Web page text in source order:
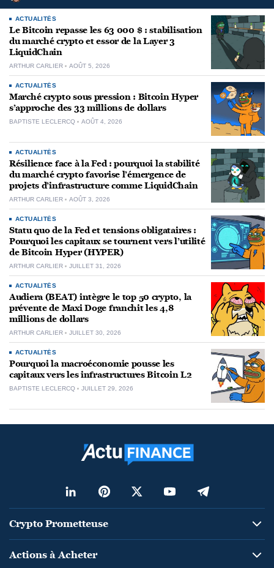
ACTUALITÉS
Le Bitcoin repasse les 63 000 $ : stabilisation
du marché crypto et essor de la Layer 3
LiquidChain
ARTHUR CARLIER AOÛT 5, 2026
ACTUALITÉS
Marché crypto sous pression : Bitcoin Hyper
s’approche des 33 millions de dollars
BAPTISTE LECLERCQ AOÛT 4, 2026
ACTUALITÉS
Résilience face à la Fed : pourquoi la stabilité
du marché crypto favorise l’émergence de
projets d’infrastructure comme LiquidChain
ARTHUR CARLIER AOÛT 3, 2026
ACTUALITÉS
Statu quo de la Fed et tensions obligataires :
Pourquoi les capitaux se tournent vers l’utilité
de Bitcoin Hyper (HYPER)
ARTHUR CARLIER JUILLET 31, 2026
ACTUALITÉS
Audiera (BEAT) intègre le top 50 crypto, la
prévente de Maxi Doge franchit les 4,8
millions de dollars
ARTHUR CARLIER JUILLET 30, 2026
ACTUALITÉS
Pourquoi la macroéconomie pousse les
capitaux vers les infrastructures Bitcoin L2
BAPTISTE LECLERCQ JUILLET 29, 2026
Crypto Prometteuse
Actions à Acheter